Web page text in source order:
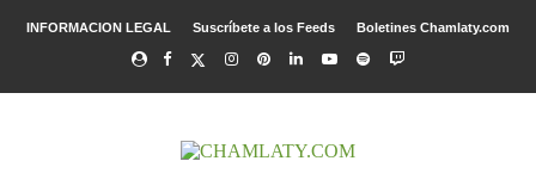
INFORMACION LEGAL Suscríbete a los Feeds Boletines Chamlaty.com